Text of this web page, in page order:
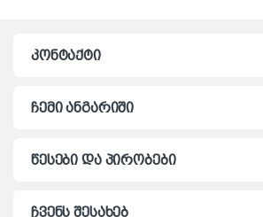
კონტაქტი
ჩემი ანგარიში
წესები და პირობები
ჩვენს შესახებ